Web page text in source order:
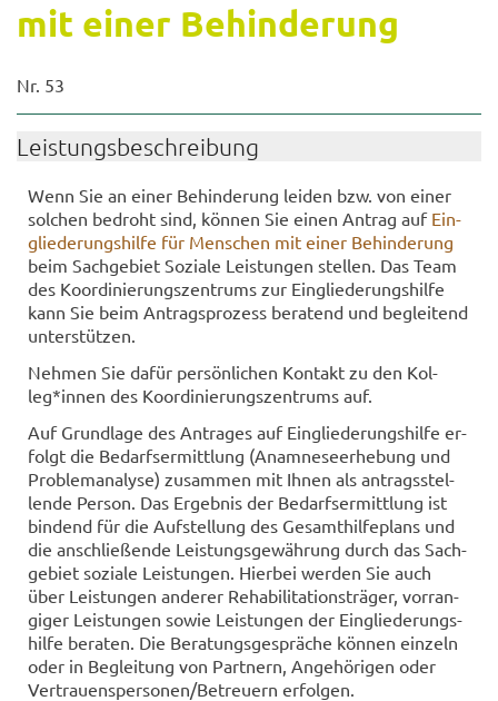
mit einer Be­hin­de­rung
Nr. 53
Leis­tungs­be­schrei­bung
Wenn Sie an einer Be­hin­de­rung lei­den bzw. von einer
sol­chen be­droht sind, kön­nen Sie einen An­trag auf Ein­
glie­de­rungs­hil­fe für Men­schen mit einer Be­hin­de­rung
beim Sach­ge­biet So­zia­le Leis­tun­gen stel­len. Das Team
des Ko­or­di­nie­rungs­zen­trums zur Ein­glie­de­rungs­hil­fe
kann Sie beim An­trags­pro­zess be­ra­tend und be­glei­tend
un­ter­stüt­zen.
Neh­men Sie dafür per­sön­li­chen Kon­takt zu den Kol­
leg*innen des Ko­or­di­nie­rungs­zen­trums auf.
Auf Grund­la­ge des An­tra­ges auf Ein­glie­de­rungs­hil­fe er­
folgt die Be­darfs­er­mitt­lung (Ana­mne­se­er­he­bung und
Pro­blem­ana­ly­se) zu­sam­men mit Ihnen als an­trags­stel­
len­de Per­son. Das Er­geb­nis der Be­darfs­er­mitt­lung ist
bin­dend für die Auf­stel­lung des Ge­samt­hil­fe­plans und
die an­schlie­ßen­de Leis­tungs­ge­wäh­rung durch das Sach­
ge­biet so­zia­le Leis­tun­gen. Hier­bei wer­den Sie auch
über Leis­tun­gen an­de­rer Re­ha­bi­li­ta­ti­ons­trä­ger, vor­ran­
gi­ger Leis­tun­gen sowie Leis­tun­gen der Ein­glie­de­rungs­
hil­fe be­ra­ten. Die Be­ra­tungs­ge­sprä­che kön­nen ein­zeln
oder in Be­glei­tung von Part­nern, An­ge­hö­ri­gen oder
Ver­trau­ens­per­so­nen/Be­treu­ern er­fol­gen.